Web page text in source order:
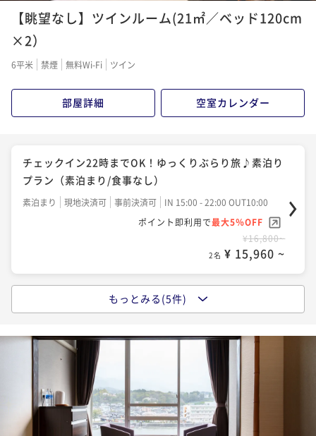
ラン（2食付）
二食付き
二食付き 現地決済可 事前決済可
ポイント即利用で
2名 ¥ 31,844 ~
【早期割28】28日前のご予約でお得に！『特選会席』
二食付き 現地決済可 事前決済可
IN 15:00 - 19:00 OUT10:00
ポイント即利用で最大5％OFF
¥34,520~
2名
日田名物鰻のせいろ蒸しなど『極上会席』プラン（2食
【眺望なし】ツインルーム(21㎡／ベッド120cm
×2）
6平米 禁煙 無料Wi-Fi ツイン
部屋詳細 空室カレンダー
チェックイン22時までOK！ゆっくりぶらり旅♪素泊り
プラン（素泊まり/食事なし）
素泊まり 現地決済可 事前決済可
IN 15:00 - 22:00 OUT10:00
ポイント即利用で最大5％OFF
¥16,800~
2名 ¥ 15,960 ~
夕食はご自由に！日田グルメを楽しむ！朝食付プラン
朝食付き 現地決済可 事前決済可
IN 15:00 - 22:00 OUT10:00
ポイント即利用で
¥20,320~
2名 ¥ 19,304 ~
もっとみる(5件)